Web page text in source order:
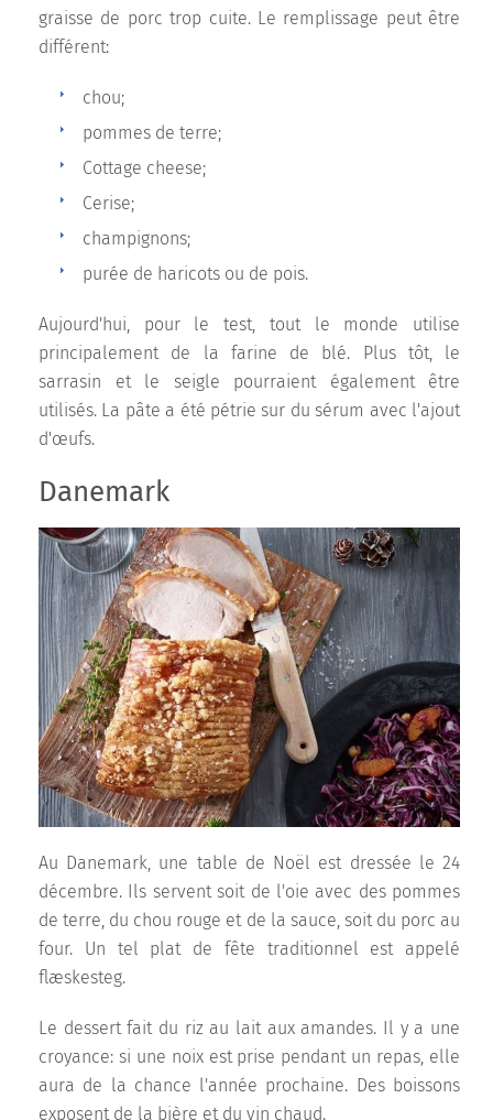
graisse de porc trop cuite. Le remplissage peut être
différent:
chou;
pommes de terre;
Cottage cheese;
Cerise;
champignons;
purée de haricots ou de pois.
Aujourd'hui, pour le test, tout le monde utilise
principalement de la farine de blé. Plus tôt, le
sarrasin et le seigle pourraient également être
utilisés. La pâte a été pétrie sur du sérum avec l'ajout
d'œufs.
Danemark
Au Danemark, une table de Noël est dressée le 24
décembre. Ils servent soit de l'oie avec des pommes
de terre, du chou rouge et de la sauce, soit du porc au
four. Un tel plat de fête traditionnel est appelé
flæskesteg.
Le dessert fait du riz au lait aux amandes. Il y a une
croyance: si une noix est prise pendant un repas, elle
aura de la chance l'année prochaine. Des boissons
exposent de la bière et du vin chaud.